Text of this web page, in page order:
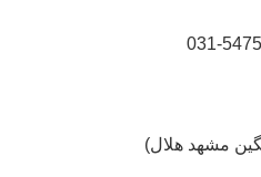
مشهد هلال)